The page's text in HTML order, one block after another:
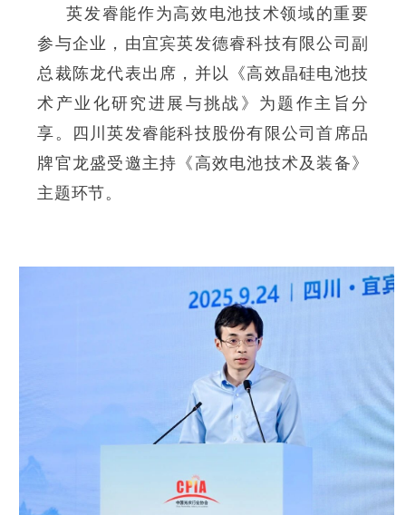
英发睿能作为高效电池技术领域的重要
参与企业，由宜宾英发德睿科技有限公司副
总裁陈龙代表出席，并以《高效晶硅电池技
术产业化研究进展与挑战》为题作主旨分
享。四川英发睿能科技股份有限公司首席品
牌官龙盛受邀主持《高效电池技术及装备》
主题环节。